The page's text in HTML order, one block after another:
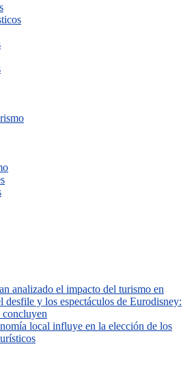
analizado el impacto del turismo en
desfile y los espectáculos de Eurodisney:
concluyen
local influye en la elección de los